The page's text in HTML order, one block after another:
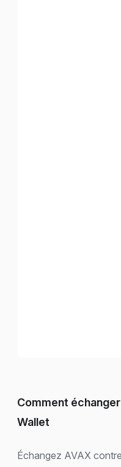
Comment
Wallet
Échangez AVAX